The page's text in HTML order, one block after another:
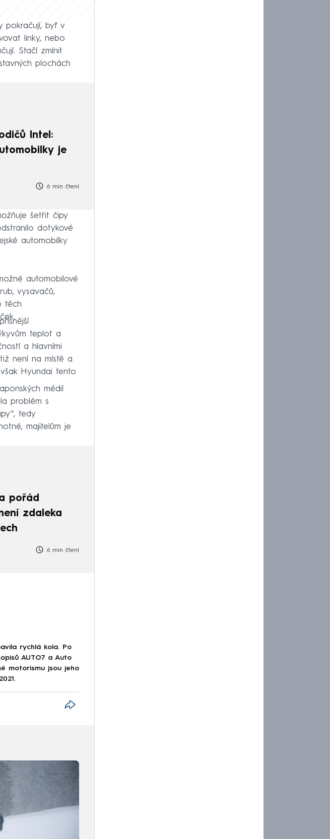
pokračují, byť v
linky, nebo
Stačí zmínit
plochách
Intel:
je
6 min čtení
šetřit čipy
dotykové
automobilky
automobilové
vysavačů,
těch
teplot a
a hlavními
není na místě a
Hyundai tento
médií
problém s
tedy
majitelům je
pořád
zdaleka
6 min čtení
rychlá kola. Po
AUTO7 a Auto
motorismu jsou jeho